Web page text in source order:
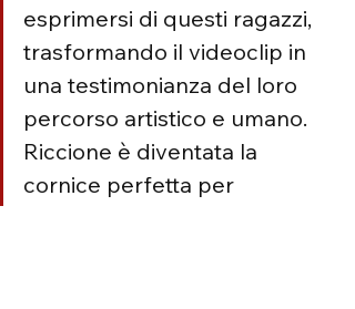
esprimersi di questi ragazzi,
trasformando il videoclip in
una testimonianza del loro
percorso artistico e umano.
Riccione è diventata la
cornice perfetta per